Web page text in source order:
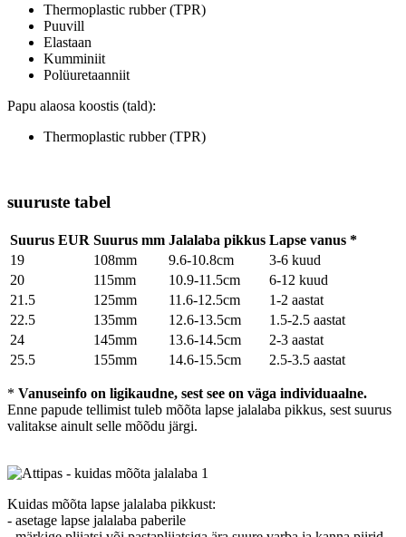
Thermoplastic rubber (TPR)
Puuvill
Elastaan
Kumminiit
Polüuretaanniit
Papu alaosa koostis (tald):
Thermoplastic rubber (TPR)
suuruste tabel
Suurus EUR Suurus mm Jalalaba pikkus Lapse vanus *
19
108mm 9.6-10.8cm
3-6 kuud
20
115mm 10.9-11.5cm
6-12 kuud
21.5
125mm 11.6-12.5cm
1-2 aastat
22.5
135mm 12.6-13.5cm
1.5-2.5 aastat
24
145mm 13.6-14.5cm
2-3 aastat
25.5
155mm 14.6-15.5cm 2.5-3.5 aastat
* Vanuseinfo on ligikaudne, sest see on väga individuaalne.
Enne papude tellimist tuleb mõõta lapse jalalaba pikkus, sest suurus
valitakse ainult selle mõõdu järgi.
Kuidas mõõta lapse jalalaba pikkust:
- asetage lapse jalalaba paberile